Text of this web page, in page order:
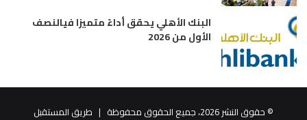
البنك الأهلي يحقق أداءً متميزا فيالنصف
الأول من 2026
© حقوق النشر 2026، جميع الحقوق محفوظة | طريق المستقبل